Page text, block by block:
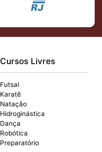
Cursos Livres
Futsal
Karatê
Natação
Hidroginástica
Dança
Robótica
Preparatório